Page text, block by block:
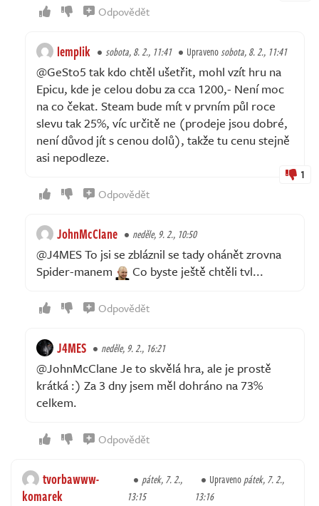
Odpovědět
lemplik sobota, 8. 2., 11:41 Upravenosobota, 8. 2., 11:41
@GeSto5 tak kdo chtěl ušetřit, mohl vzít hru na
Epicu, kde je celou dobu za cca 1200,- Není moc
na co čekat. Steam bude mít v prvním půl roce
slevu tak 25%, víc určitě ne (prodeje jsou dobré,
není důvod jít s cenou dolů), takže tu cenu stejně
asi nepodleze.
1
Odpovědět
JohnMcClane neděle, 9. 2., 10:50
@J4MES To jsi se zbláznil se tady ohánět zrovna
Spider-manem
Co byste ještě chtěli tvl...
Odpovědět
J4MES neděle, 9. 2., 16:21
@JohnMcClane Je to skvělá hra, ale je prostě
krátká :) Za 3 dny jsem měl dohráno na 73%
celkem.
Odpovědět
tvorbawww-
komarek
pátek, 7. 2.,
13:15
Upravenopátek, 7. 2.,
13:16